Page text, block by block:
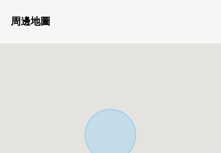
因為留意接受的敬重的營業所以一定在這個機會要定
周邊地圖